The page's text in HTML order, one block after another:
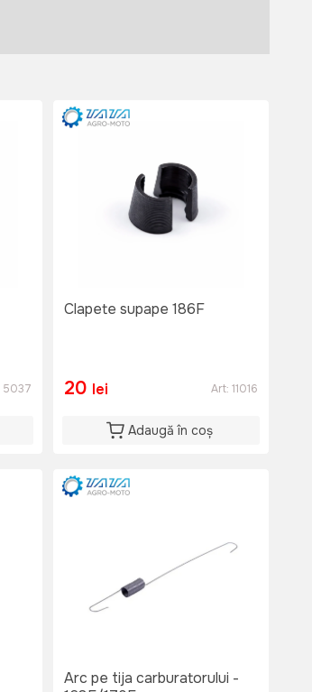
5037
Clapete supape 186F
20 lei Art: 11016
Adaugă în coș
Arc pe tija carburatorului -